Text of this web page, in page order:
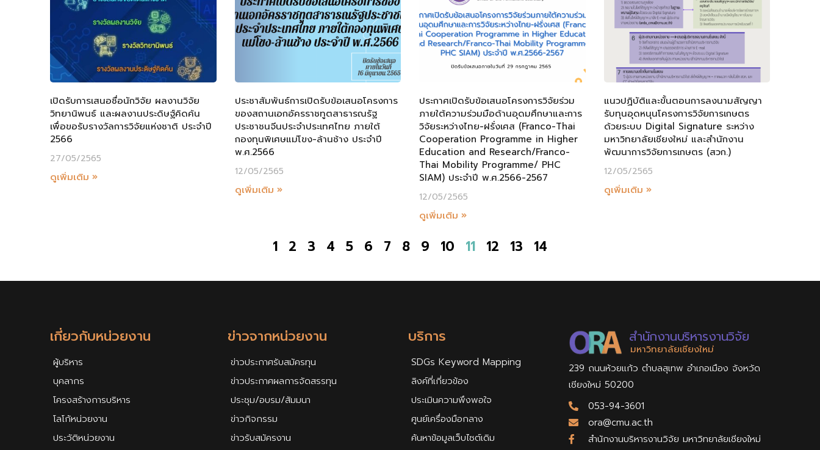
เปิดรับการเสนอชื่อนักวิจัย ผลงานวิจัย
วิทยานิพนธ์ และผลงานประดิษฐ์คิดค้น
เพื่อขอรับรางวัลการวิจัยแห่งชาติ ประจำปี
2566
27/05/2565
ดูเพิ่มเติม »
ประชาสัมพันธ์การเปิดรับข้อเสนอโครงการ
ของสถานเอกอัครราชทูตสาธารณรัฐ
ประชาชนจีนประจำประเทศไทย ภายใต้
กองทุนพิเศษแม่โขง-ล้านช้าง ประจำปี
พ.ศ.2566
12/05/2565
ดูเพิ่มเติม »
ประกาศเปิดรับข้อเสนอโครงการวิจัยร่วม
ภายใต้ความร่วมมือด้านอุดมศึกษาและการ
วิจัยระหว่างไทย-ฝรั่งเศส (Franco-Thai
Cooperation Programme in Higher
Education and Research/Franco-
Thai Mobility Programme/ PHC
SIAM) ประจำปี พ.ศ.2566-2567
12/05/2565
ดูเพิ่มเติม »
แนวปฏิบัติและขั้นตอนการลงนามสัญญา
รับทุนอุดหนุนโครงการวิจัยการเกษตร
ด้วยระบบ Digital Signature ระหว่าง
มหาวิทยาลัยเชียงใหม่ และสำนักงาน
พัฒนาการวิจัยการเกษตร (สวก.)
12/05/2565
ดูเพิ่มเติม »
1 2 3 4 5 6 7 8 9 10 11 12 13 14
เกี่ยวกับหน่วยงาน
ผู้บริหาร
บุคลากร
โครงสร้างการบริหาร
โลโก้หน่วยงาน
ประวัติหน่วยงาน
ข่าวจากหน่วยงาน
ข่าวประกาศรับสมัครทุน
ข่าวประกาศผลการจัดสรรทุน
ประชุม/อบรม/สัมมนา
ข่าวกิจกรรม
ข่าวรับสมัครงาน
บริการ
SDGs Keyword Mapping
ลิงค์ที่เกี่ยวข้อง
ประเมินความพึงพอใจ
ศูนย์เครื่องมือกลาง
ค้นหาข้อมูลเว็บไซต์เดิม
สำนักงานบริหารงานวิจัย
มหาวิทยาลัยเชียงใหม่
239 ถนนห้วยแก้ว ตำบลสุเทพ อำเภอเมือง จังหวัด
เชียงใหม่ 50200
053-94-3601
ora@cmu.ac.th
สำนักงานบริหารงานวิจัย มหาวิทยาลัยเชียงใหม่